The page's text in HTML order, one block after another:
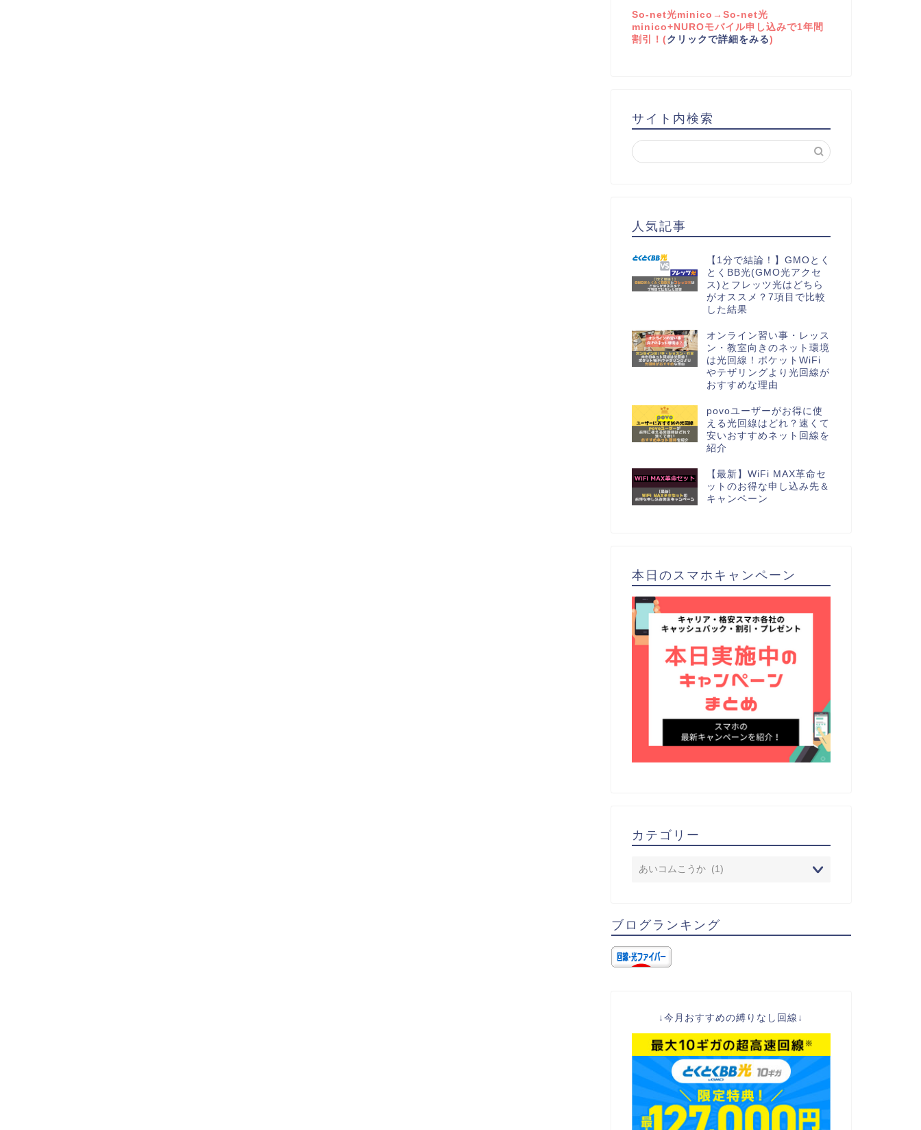
So-net光minico→So-net光
minico+NUROモバイル申し込みで1年間
割引！(クリックで詳細をみる)
サイト内検索
人気記事
【1分で結論！】GMOとく
とくBB光(GMO光アクセ
ス)とフレッツ光はどちら
がオススメ？7項目で比較
した結果
オンライン習い事・レッス
ン・教室向きのネット環境
は光回線！ポケットWiFi
やテザリングより光回線が
おすすめな理由
povoユーザーがお得に使
える光回線はどれ？速くて
安いおすすめネット回線を
紹介
【最新】WiFi MAX革命セ
ットのお得な申し込み先＆
キャンペーン
本日のスマホキャンペーン
カテゴリー
ブログランキング
↓今月おすすめの縛りなし回線↓